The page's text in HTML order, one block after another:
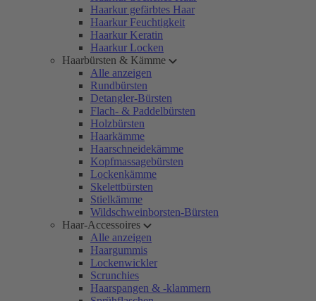
Haarkur gefärbtes Haar
Haarkur Feuchtigkeit
Haarkur Keratin
Haarkur Locken
Haarbürsten & Kämme
Alle anzeigen
Rundbürsten
Detangler-Bürsten
Flach- & Paddelbürsten
Holzbürsten
Haarkämme
Haarschneidekämme
Kopfmassagebürsten
Lockenkämme
Skelettbürsten
Stielkämme
Wildschweinborsten-Bürsten
Haar-Accessoires
Alle anzeigen
Haargummis
Lockenwickler
Scrunchies
Haarspangen & -klammern